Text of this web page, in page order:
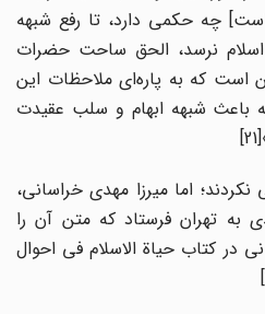
چه حکمی دارد، تا رفع شبهه
نرسد، الحق ساحت حضرات
است که به پاره‌ای ملاحظات این
باعث شبهه ابهام و سلب عقیدت
اما میرزا مهدی خراسانی،
به تهران فرستاد که متن آن را
در کتاب حیاة الاسلام فی احوال